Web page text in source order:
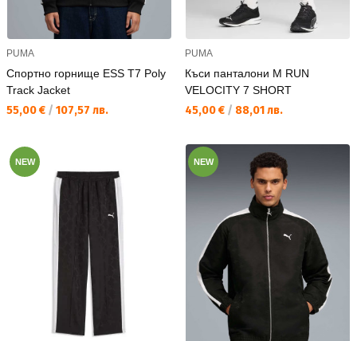
PUMA
Спортно горнище ESS T7 Poly
Track Jacket
Текуща цена:
55,00 € / 107,57 лв.
PUMA
Къси панталони M RUN
VELOCITY 7 SHORT
Текуща цена:
45,00 € / 88,01 лв.
NEW NEW